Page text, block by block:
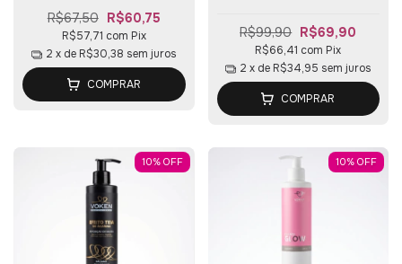
R$67,50 R$60,75
R$57,71 com Pix
2 x de R$30,38 sem juros
COMPRAR
R$99,90 R$69,90
R$66,41 com Pix
2 x de R$34,95 sem juros
COMPRAR
10% OFF 10% OFF